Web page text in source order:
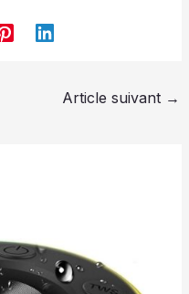
Article suivant →